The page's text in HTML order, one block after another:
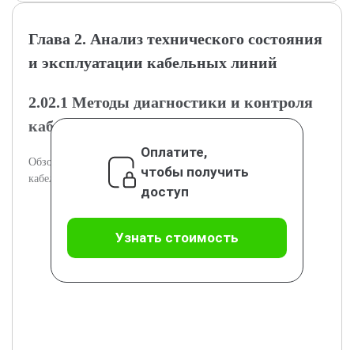
Глава 2. Анализ технического состояния
и эксплуатации кабельных линий
2.02.1 Методы диагностики и контроля
кабельных линий
Обзор диагностических методов для оценки состояния
кабельных линий.
Оплатите,
чтобы получить
доступ
Узнать стоимость